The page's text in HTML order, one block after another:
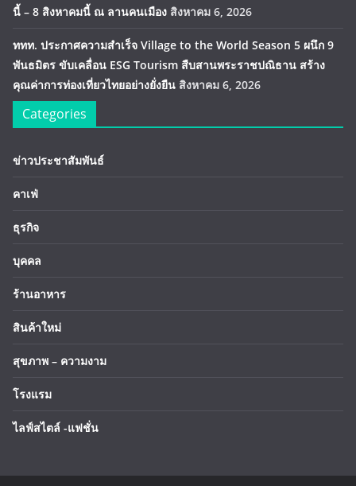
นี้ – 8 สิงหาคมนี้ ณ ลานคนเมือง สิงหาคม 6, 2026
ททท. ประกาศความสำเร็จ Village to the World Season 5 ผนึก 9
พันธมิตร ขับเคลื่อน ESG Tourism สืบสานพระราชปณิธาน สร้าง
คุณค่าการท่องเที่ยวไทยอย่างยั่งยืน สิงหาคม 6, 2026
Categories
ข่าวประชาสัมพันธ์
คาเฟ่
ธุรกิจ
บุคคล
ร้านอาหาร
สินค้าใหม่
สุขภาพ – ความงาม
โรงแรม
ไลฟ์สไตล์ -แฟชั่น